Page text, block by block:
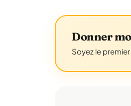
Donner
Soyez le